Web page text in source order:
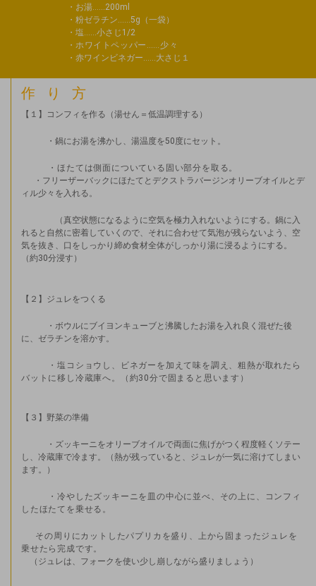
お湯……200ml
粉ゼラチン……5g（一袋）
塩……小さじ1/2
ホワイトペッパー……少々
赤ワインビネガー……大さじ１
作り方
【１】コンフィを作る（湯せん＝低温調理する）
・鍋にお湯を沸かし、湯温度を50度にセット。
・ほたては側面についている固い部分を取る。
・フリーザーバックにほたてとデクストラバージンオリーブオイルとデ
ィル少々を入れる。
（真空状態になるように空気を極力入れないようにする。鍋に入
れると自然に密着していくので、それに合わせて気泡が残らないよう、空
気を抜き、口をしっかり締め食材全体がしっかり湯に浸るようにする。
（約30分浸す）
【２】ジュレをつくる
・ボウルにブイヨンキューブと沸騰したお湯を入れ良く混ぜた後
に、ゼラチンを溶かす。
・塩コショウし、ビネガーを加えて味を調え、粗熱が取れたら
バットに移し冷蔵庫へ。（約30分で固まると思います）
【３】野菜の準備
・ズッキーニをオリーブオイルで両面に焦げがつく程度軽くソテー
し、冷蔵庫で冷ます。（熱が残っていると、ジュレが一気に溶けてしまい
ます。）
・冷やしたズッキーニを皿の中心に並べ、その上に、コンフィ
したほたてを乗せる。
その周りにカットしたパプリカを盛り、上から固まったジュレを
乗せたら完成です。
（ジュレは、フォークを使い少し崩しながら盛りましょう）